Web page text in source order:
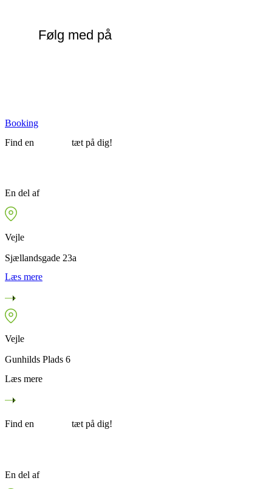
Følg med på
Booking
Find en
tæt på dig!
En del af
Vejle
Sjællandsgade 23a
Læs mere
Vejle
Gunhilds Plads 6
Læs mere
Find en tæt på dig!
En del af